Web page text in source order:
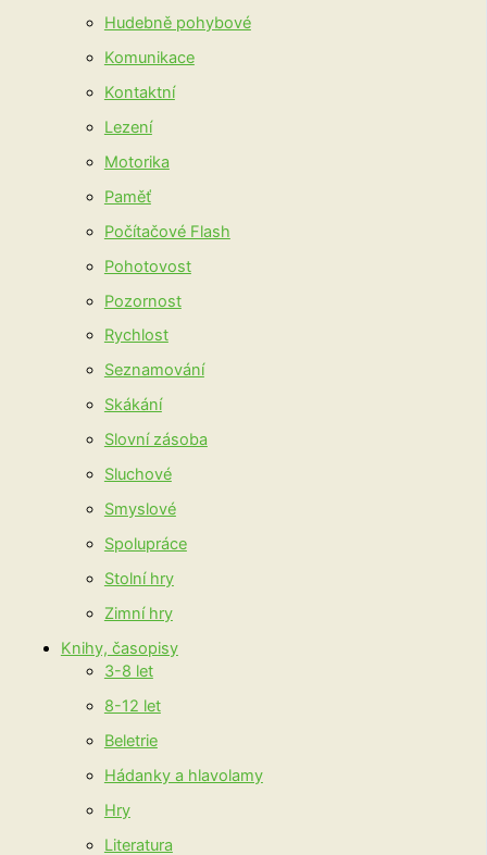
Hudebně pohybové
Komunikace
Kontaktní
Lezení
Motorika
Paměť
Počítačové Flash
Pohotovost
Pozornost
Rychlost
Seznamování
Skákání
Slovní zásoba
Sluchové
Smyslové
Spolupráce
Stolní hry
Zimní hry
Knihy, časopisy
3-8 let
8-12 let
Beletrie
Hádanky a hlavolamy
Hry
Literatura